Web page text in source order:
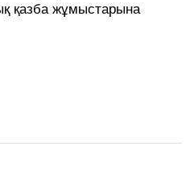
қазба жұмыстарына